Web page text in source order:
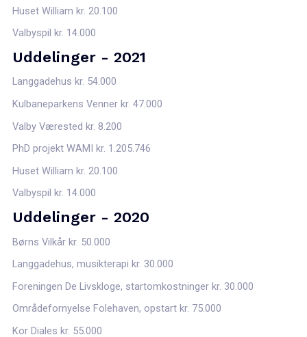
Huset William kr. 20.100
Valbyspil kr. 14.000
Uddelinger - 2021
Langgadehus kr. 54.000
Kulbaneparkens Venner kr. 47.000
Valby Værested kr. 8.200
PhD projekt WAMI kr. 1.205.746
Huset William kr. 20.100
Valbyspil kr. 14.000
Uddelinger - 2020
Børns Vilkår kr. 50.000
Langgadehus, musikterapi kr. 30.000
Foreningen De Livskloge, startomkostninger kr. 30.000
Områdefornyelse Folehaven, opstart kr. 75.000
Kor Diales kr. 55.000